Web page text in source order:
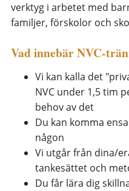
verktyg i arbetet med
familjer, förskolor och
Vad innebär NVC-
Vi kan kalla det
NVC under 1,5 tim
behov av det
Du kan komma
någon
Vi utgår från dina/
tankesättet och
Du får lära dig